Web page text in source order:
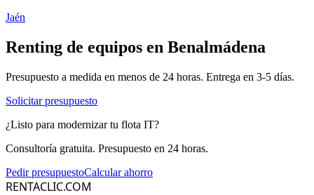
Jaén
Renting de equipos en Benalmádena
Presupuesto a medida en menos de 24 horas. Entrega en 3-5 días.
Solicitar presupuesto
¿Listo para modernizar tu flota IT?
Consultoría gratuita. Presupuesto en 24 horas.
Pedir presupuestoCalcular ahorro
RENTACLIC.COM